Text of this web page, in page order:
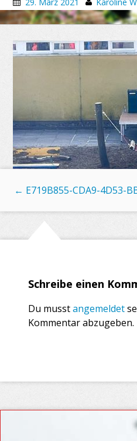
← E719B855-CDA9-4D53-
Schreibe einen
Du musstangemeldet
Kommentar abzugeben.